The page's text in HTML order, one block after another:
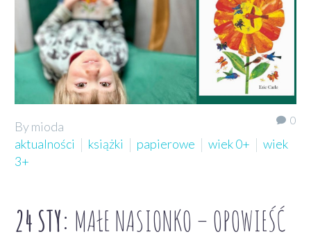
0
By mioda
aktualności
książki papierowe wiek 0+
wiek
3+
24 STY: MAŁE NASIONKO – OPOWIEŚĆ